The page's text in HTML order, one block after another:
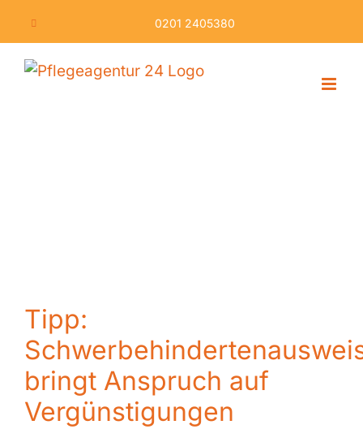
content
0201 2405380
Tipp:
bringt Anspruch auf
Vergünstigungen